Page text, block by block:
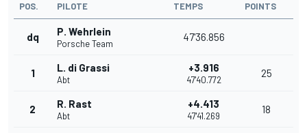
POS. PILOTE TEMPS POINTS
dq P. Wehrlein
Porsche Team
47'36.856
1 L. di Grassi
Abt
+3.916
47'40.772
25
2 R. Rast
Abt
+4.413
47'41.269
18